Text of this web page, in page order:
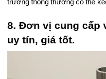
trường thông thường có thể
8. Đơn vị cung cấp
uy tín, giá tốt.